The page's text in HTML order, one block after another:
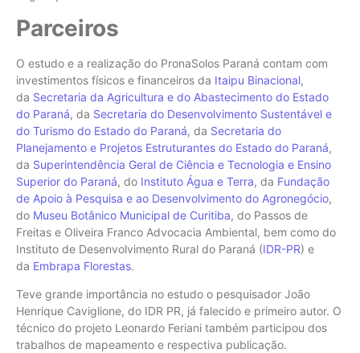
Parceiros
O estudo e a realização do PronaSolos Paraná contam com
investimentos físicos e financeiros da Itaipu Binacional,
da Secretaria da Agricultura e do Abastecimento do Estado
do Paraná, da Secretaria do Desenvolvimento Sustentável e
do Turismo do Estado do Paraná, da Secretaria do
Planejamento e Projetos Estruturantes do Estado do Paraná,
da Superintendência Geral de Ciência e Tecnologia e Ensino
Superior do Paraná, do Instituto Água e Terra, da Fundação
de Apoio à Pesquisa e ao Desenvolvimento do Agronegócio,
do Museu Botânico Municipal de Curitiba, do Passos de
Freitas e Oliveira Franco Advocacia Ambiental, bem como do
Instituto de Desenvolvimento Rural do Paraná (IDR-PR) e
da Embrapa Florestas.
Teve grande importância no estudo o pesquisador João
Henrique Caviglione, do IDR PR, já falecido e primeiro autor. O
técnico do projeto Leonardo Feriani também participou dos
trabalhos de mapeamento e respectiva publicação.